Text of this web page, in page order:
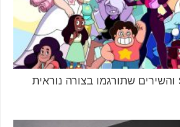
Steven Universe והשירים שתורגמו בצורה נוראית